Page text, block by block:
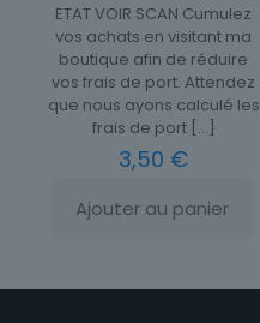
ETAT VOIR SCAN Cumulez
vos achats en visitant ma
boutique afin de réduire
vos frais de port. Attendez
que nous ayons calculé les
frais de port[…]
3,50 €
Ajouter au panier